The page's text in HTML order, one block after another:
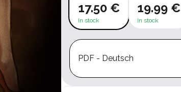
17.50 €
In stock
19.99 €
In stock
PDF - Deutsch